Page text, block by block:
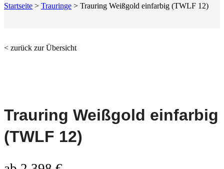
Startseite > Trauringe > Trauring Weißgold einfarbig (TWLF 12)
< zurück zur Übersicht
Trauring Weißgold einfarbig
(TWLF 12)